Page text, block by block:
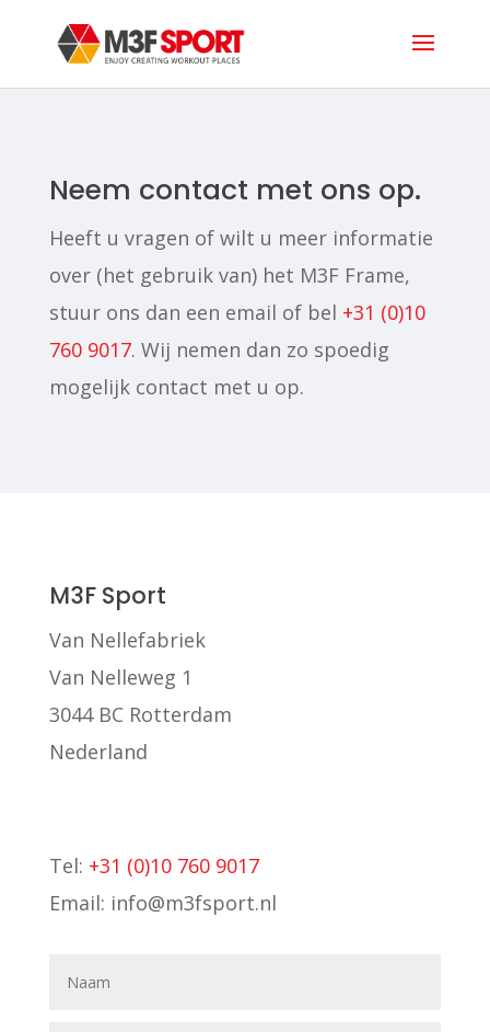
Neem contact met ons op.
Heeft u vragen of wilt u meer informatie
over (het gebruik van) het M3F Frame,
stuur ons dan een email of bel +31 (0)10
760 9017. Wij nemen dan zo spoedig
mogelijk contact met u op.
M3F Sport
Van Nellefabriek
Van Nelleweg 1
3044 BC Rotterdam
Nederland
Tel: +31 (0)10 760 9017
Email: info@m3fsport.nl